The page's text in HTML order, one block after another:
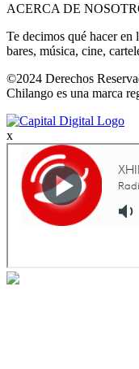
ACERCA DE
Te decimos qué hacer
bares, música, cine,
©2024 Derechos
Chilango es una marca
x